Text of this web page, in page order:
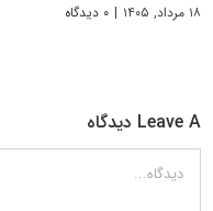
۱۸ مرداد, ۱۴۰۵ | ۰ دیدگاه
Leave A دیدگاه
دیدگاه